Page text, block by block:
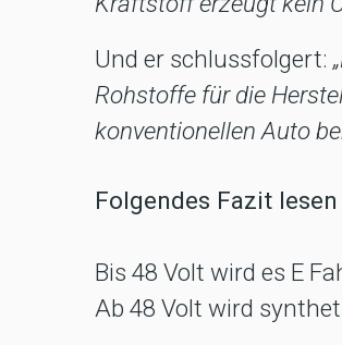
Und er schlussfolgert:
Rohstoffe für die
konventionellen Auto
Folgendes Fazit
Bis 48 Volt wird es E
Ab 48 Volt wird